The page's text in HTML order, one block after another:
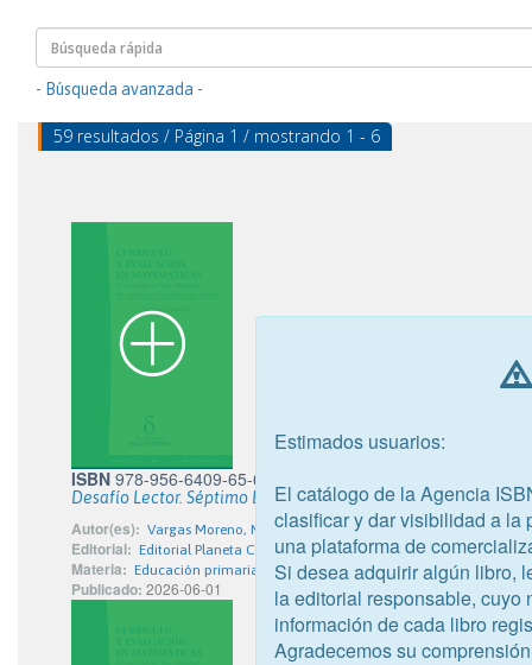
- Búsqueda avanzada -
59 resultados / Página 1 / mostrando 1 - 6
ISBN 978-956-6409-65-6
Desafío Lector. Séptimo Básico
Autor(es): Vargas Moreno, Natalia
Editorial: Editorial Planeta Chilena S.A.
Materia: Educación primaria
Publicado: 2026-06-01
Estimados usuarios:
El catálogo de la Agencia
clasificar y dar visibilidad a la
una plataforma de
Si desea adquirir algún libro,
la editorial responsable, cuyo
información de cada libro
Agradecemos su